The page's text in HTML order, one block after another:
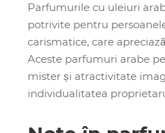
Parfumurile cu uleiuri
potrivite pentru
carismatice, care
Aceste parfumuri arabe
mister și atractivitate
individualitatea